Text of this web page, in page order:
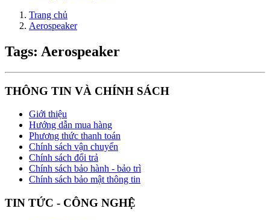
Trang chủ
Aerospeaker
Tags: Aerospeaker
THÔNG TIN VÀ CHÍNH SÁCH
Giới thiệu
Hướng dẫn mua hàng
Phương thức thanh toán
Chính sách vận chuyển
Chính sách đổi trả
Chính sách bảo hành - bảo trì
Chính sách bảo mật thông tin
TIN TỨC - CÔNG NGHỆ